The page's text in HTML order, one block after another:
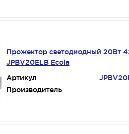
Прожектор светодиодный 20Вт
JPBV20ELB Ecola
Артикул
Производитель